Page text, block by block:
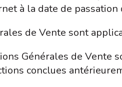
à la date de
de Vente sont
Générales de
conclues